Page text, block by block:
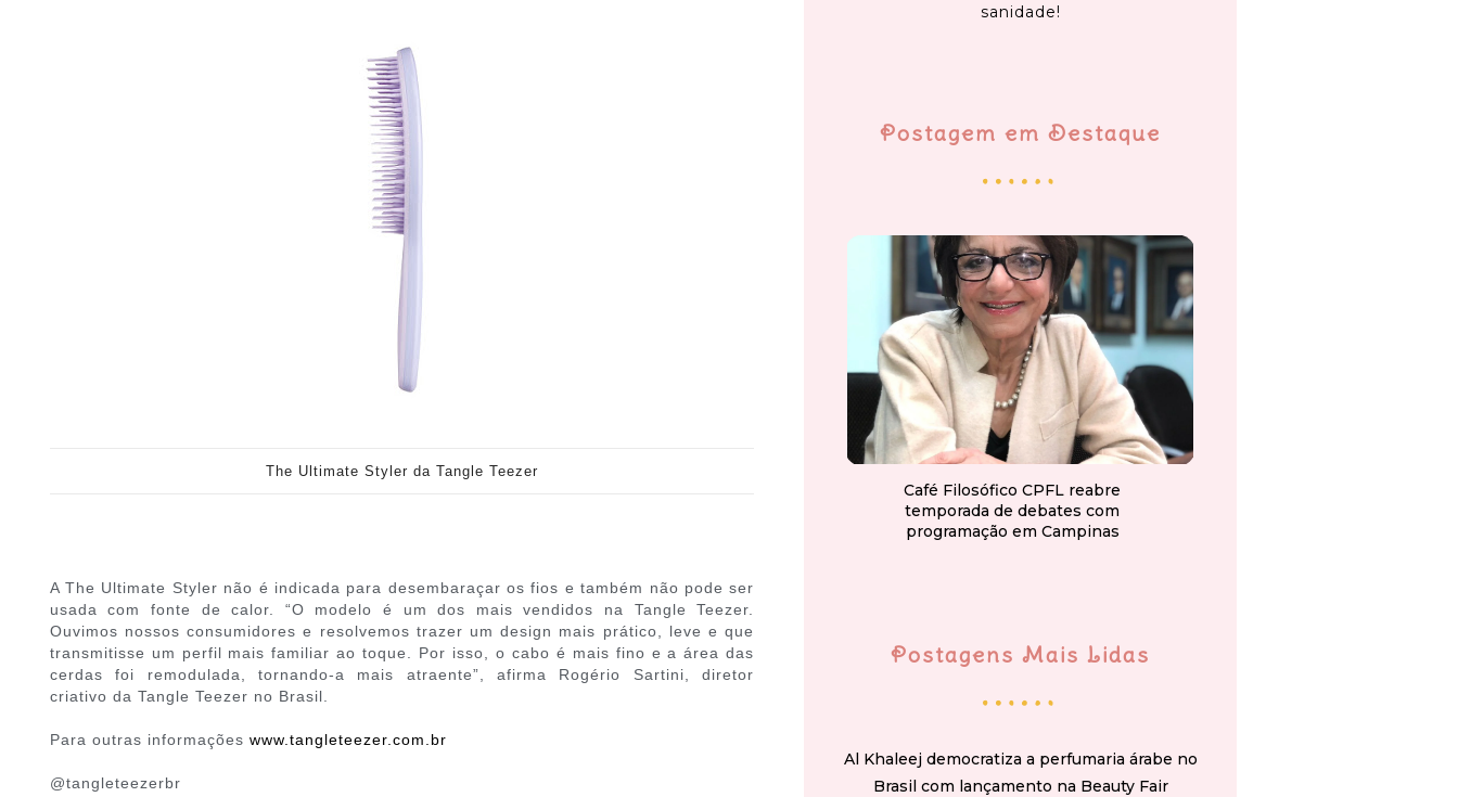
The Ultimate Styler da Tangle Teezer
A The Ultimate Styler não é indicada para desembaraçar os fios e também não pode ser
usada com fonte de calor. “O modelo é um dos mais vendidos na Tangle Teezer.
Ouvimos nossos consumidores e resolvemos trazer um design mais prático, leve e que
transmitisse um perfil mais familiar ao toque. Por isso, o cabo é mais fino e a área das
cerdas foi remodulada, tornando-a mais atraente”, afirma Rogério Sartini, diretor
criativo da Tangle Teezer no Brasil.
Para outras informações www.tangleteezer.com.br
@tangleteezerbr
sanidade!
Postagem em Destaque
Café Filosófico CPFL reabre
temporada de debates com
programação em Campinas
Postagens Mais Lidas
Al Khaleej democratiza a perfumaria árabe no
Brasil com lançamento na Beauty Fair